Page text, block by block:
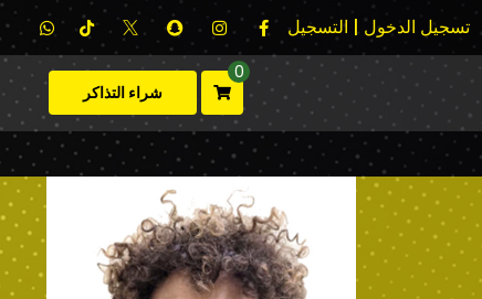
تسجيل الدخول | التسجيل
0
شراء التذاكر